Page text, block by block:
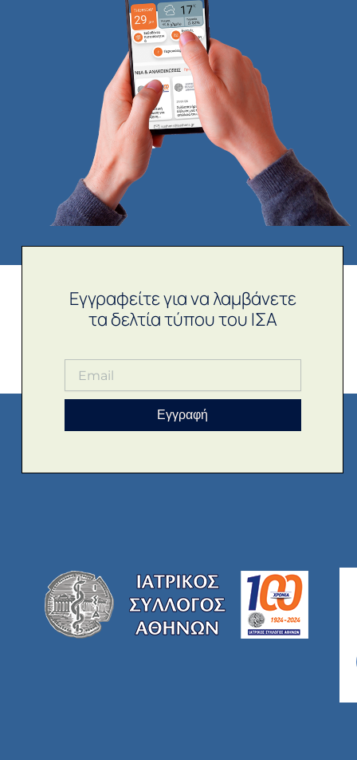
Εγγραφείτε για να λαμβάνετε
τα δελτία τύπου του ΙΣΑ
Εγγραφή